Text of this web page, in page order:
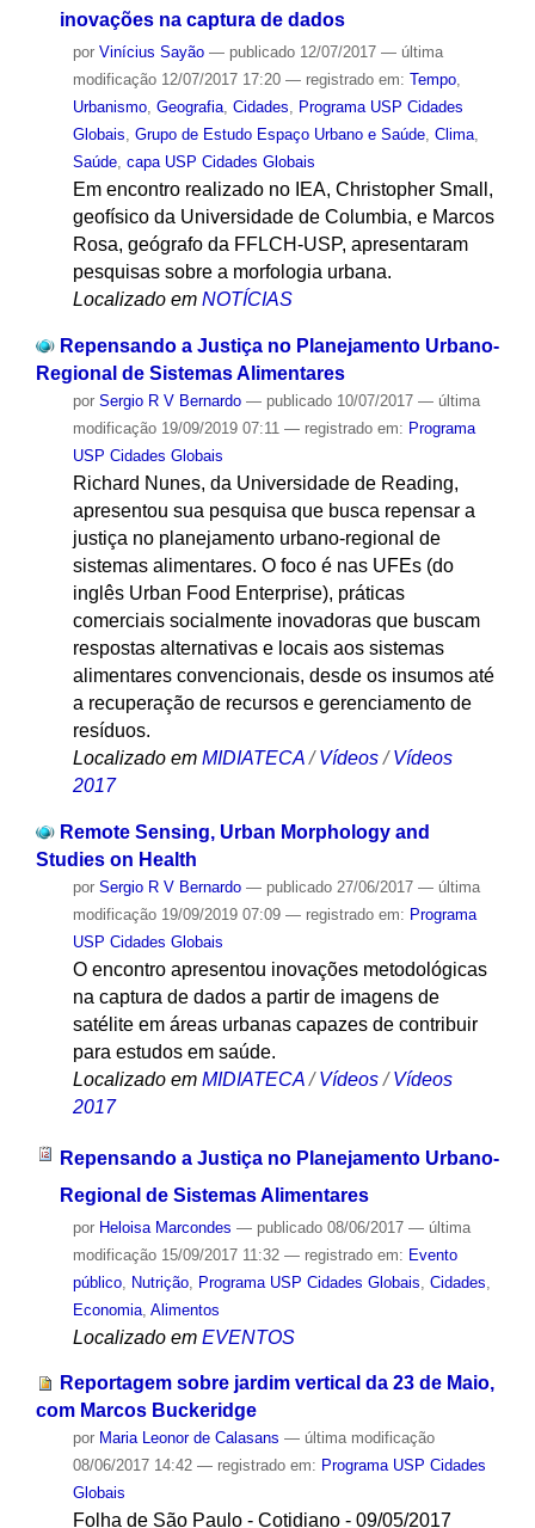
inovações na captura de dados
por Vinícius Sayão — publicado12/07/2017 — última
modificação12/07/2017 17:20 — registrado em: Tempo,
Urbanismo, Geografia, Cidades, Programa USP Cidades
Globais, Grupo de Estudo Espaço Urbano e Saúde, Clima,
Saúde, capa USP Cidades Globais
Em encontro realizado no IEA, Christopher Small,
geofísico da Universidade de Columbia, e Marcos
Rosa, geógrafo da FFLCH-USP, apresentaram
pesquisas sobre a morfologia urbana.
Localizado em NOTÍCIAS
Repensando a Justiça no Planejamento Urbano-
Regional de Sistemas Alimentares
por Sergio R V Bernardo — publicado10/07/2017 — última
modificação19/09/2019 07:11 — registrado em: Programa
USP Cidades Globais
Richard Nunes, da Universidade de Reading,
apresentou sua pesquisa que busca repensar a
justiça no planejamento urbano-regional de
sistemas alimentares. O foco é nas UFEs (do
inglês Urban Food Enterprise), práticas
comerciais socialmente inovadoras que buscam
respostas alternativas e locais aos sistemas
alimentares convencionais, desde os insumos até
a recuperação de recursos e gerenciamento de
resíduos.
Localizado em MIDIATECA /Vídeos /Vídeos
2017
Remote Sensing, Urban Morphology and
Studies on Health
por Sergio R V Bernardo — publicado27/06/2017 — última
modificação19/09/2019 07:09 — registrado em: Programa
USP Cidades Globais
O encontro apresentou inovações metodológicas
na captura de dados a partir de imagens de
satélite em áreas urbanas capazes de contribuir
para estudos em saúde.
Localizado em MIDIATECA /Vídeos /Vídeos
2017
Repensando a Justiça no Planejamento Urbano-
Regional de Sistemas Alimentares
por Heloisa Marcondes — publicado08/06/2017 — última
modificação15/09/2017 11:32 — registrado em: Evento
público, Nutrição, Programa USP Cidades Globais Cidades
Economia, Alimentos
Localizado em EVENTOS
Reportagem sobre jardim vertical da 23 de Maio,
com Marcos Buckeridge
por Maria Leonor de Calasans — última modificação
08/06/2017 14:42 — registrado em: Programa USP Cidades
Globais
Folha de São Paulo - Cotidiano - 09/05/2017